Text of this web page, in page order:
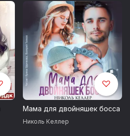
Мама для двойняшек босса
Николь Келлер